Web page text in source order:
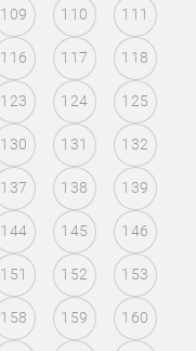
109 110 111
116 117 118
123 124 125
130 131 132
137 138 139
144 145 146
151 152 153
158 159 160